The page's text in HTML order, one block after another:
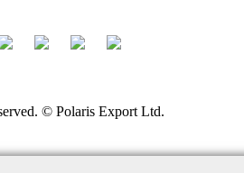
© Polaris Export Ltd.